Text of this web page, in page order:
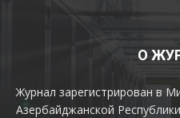
О
Журнал зарегистрирован в
Азербайджанской